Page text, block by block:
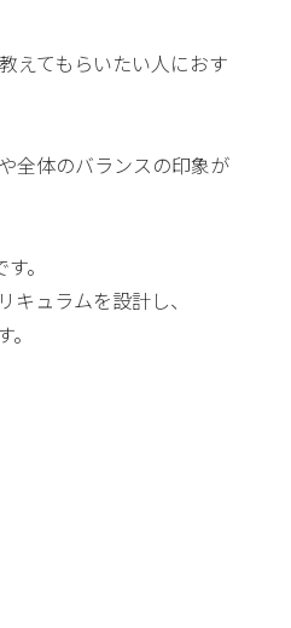
えてもらいたい人におす
全体のバランスの印象が
。
ュラムを設計し、